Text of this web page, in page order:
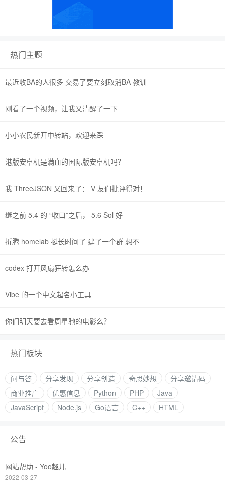
热门主题
最近收BA的人很多 交易了要立刻取消BA 教训
刚看了一个视频，让我又清醒了一下
小小农民新开中转站，欢迎来踩
港版安卓机是满血的国际版安卓机吗？
我 ThreeJSON 又回来了： V 友们批评得对！
继之前 5.4 的 “收口”之后， 5.6 Sol 好
折腾 homelab 挺长时间了 建了一个群 想不
codex 打开风扇狂转怎么办
Vibe 的一个中文起名小工具
你们明天要去看周星驰的电影么？
热门板块
问与答 分享发现 分享创造 奇思妙想
分享邀请码
商业推广
优惠信息 Python PHP
Java
JavaScript
Node.js Go语言 C++ HTML
公告
网站帮助 - Yoo趣儿
2022-03-27